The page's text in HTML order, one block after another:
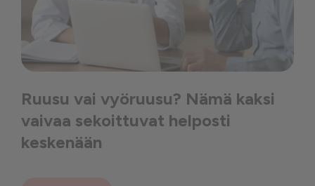
Ruusu vai vyöruusu? Nämä kaksi
vaivaa sekoittuvat helposti
keskenään